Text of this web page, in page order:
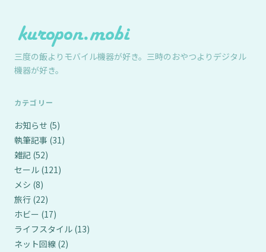
三度の飯よりモバイル機器が好き。三時のおやつよりデジタル
機器が好き。
カテゴリー
お知らせ (5)
執筆記事 (31)
雑記 (52)
セール (121)
メシ (8)
旅行 (22)
ホビー (17)
ライフスタイル (13)
ネット回線 (2)